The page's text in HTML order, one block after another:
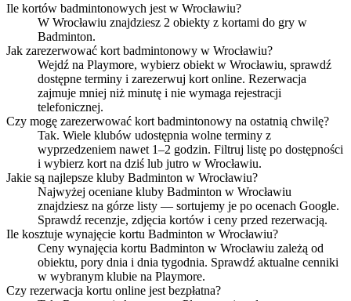
Ile kortów badmintonowych jest w Wrocławiu?
W Wrocławiu znajdziesz 2 obiekty z kortami do gry w
Badminton.
Jak zarezerwować kort badmintonowy w Wrocławiu?
Wejdź na Playmore, wybierz obiekt w Wrocławiu, sprawdź
dostępne terminy i zarezerwuj kort online. Rezerwacja
zajmuje mniej niż minutę i nie wymaga rejestracji
telefonicznej.
Czy mogę zarezerwować kort badmintonowy na ostatnią chwilę?
Tak. Wiele klubów udostępnia wolne terminy z
wyprzedzeniem nawet 1–2 godzin. Filtruj listę po dostępności
i wybierz kort na dziś lub jutro w Wrocławiu.
Jakie są najlepsze kluby Badminton w Wrocławiu?
Najwyżej oceniane kluby Badminton w Wrocławiu
znajdziesz na górze listy — sortujemy je po ocenach Google.
Sprawdź recenzje, zdjęcia kortów i ceny przed rezerwacją.
Ile kosztuje wynajęcie kortu Badminton w Wrocławiu?
Ceny wynajęcia kortu Badminton w Wrocławiu zależą od
obiektu, pory dnia i dnia tygodnia. Sprawdź aktualne cenniki
w wybranym klubie na Playmore.
Czy rezerwacja kortu online jest bezpłatna?